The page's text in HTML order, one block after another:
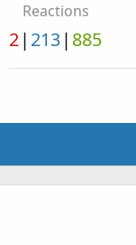
Reactions
885
213
2